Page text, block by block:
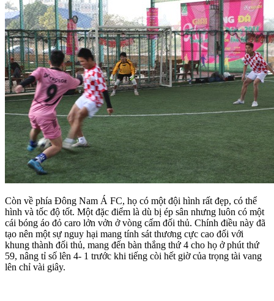
Còn về phía Đông Nam Á FC, họ có một đội hình rất đẹp, có thể
hình và tốc độ tốt. Một đặc điểm là dù bị ép sân nhưng luôn có một
cái bóng áo đỏ caro lởn vởn ở vòng cấm đối thủ. Chính điều này đã
tạo nên một sự nguy hại mang tính sát thương cực cao đối với
khung thành đối thủ, mang đến bàn thắng thứ 4 cho họ ở phút thứ
59, nâng tỉ số lên 4- 1 trước khi tiếng còi hết giờ của trọng tài vang
lên chỉ vài giây.